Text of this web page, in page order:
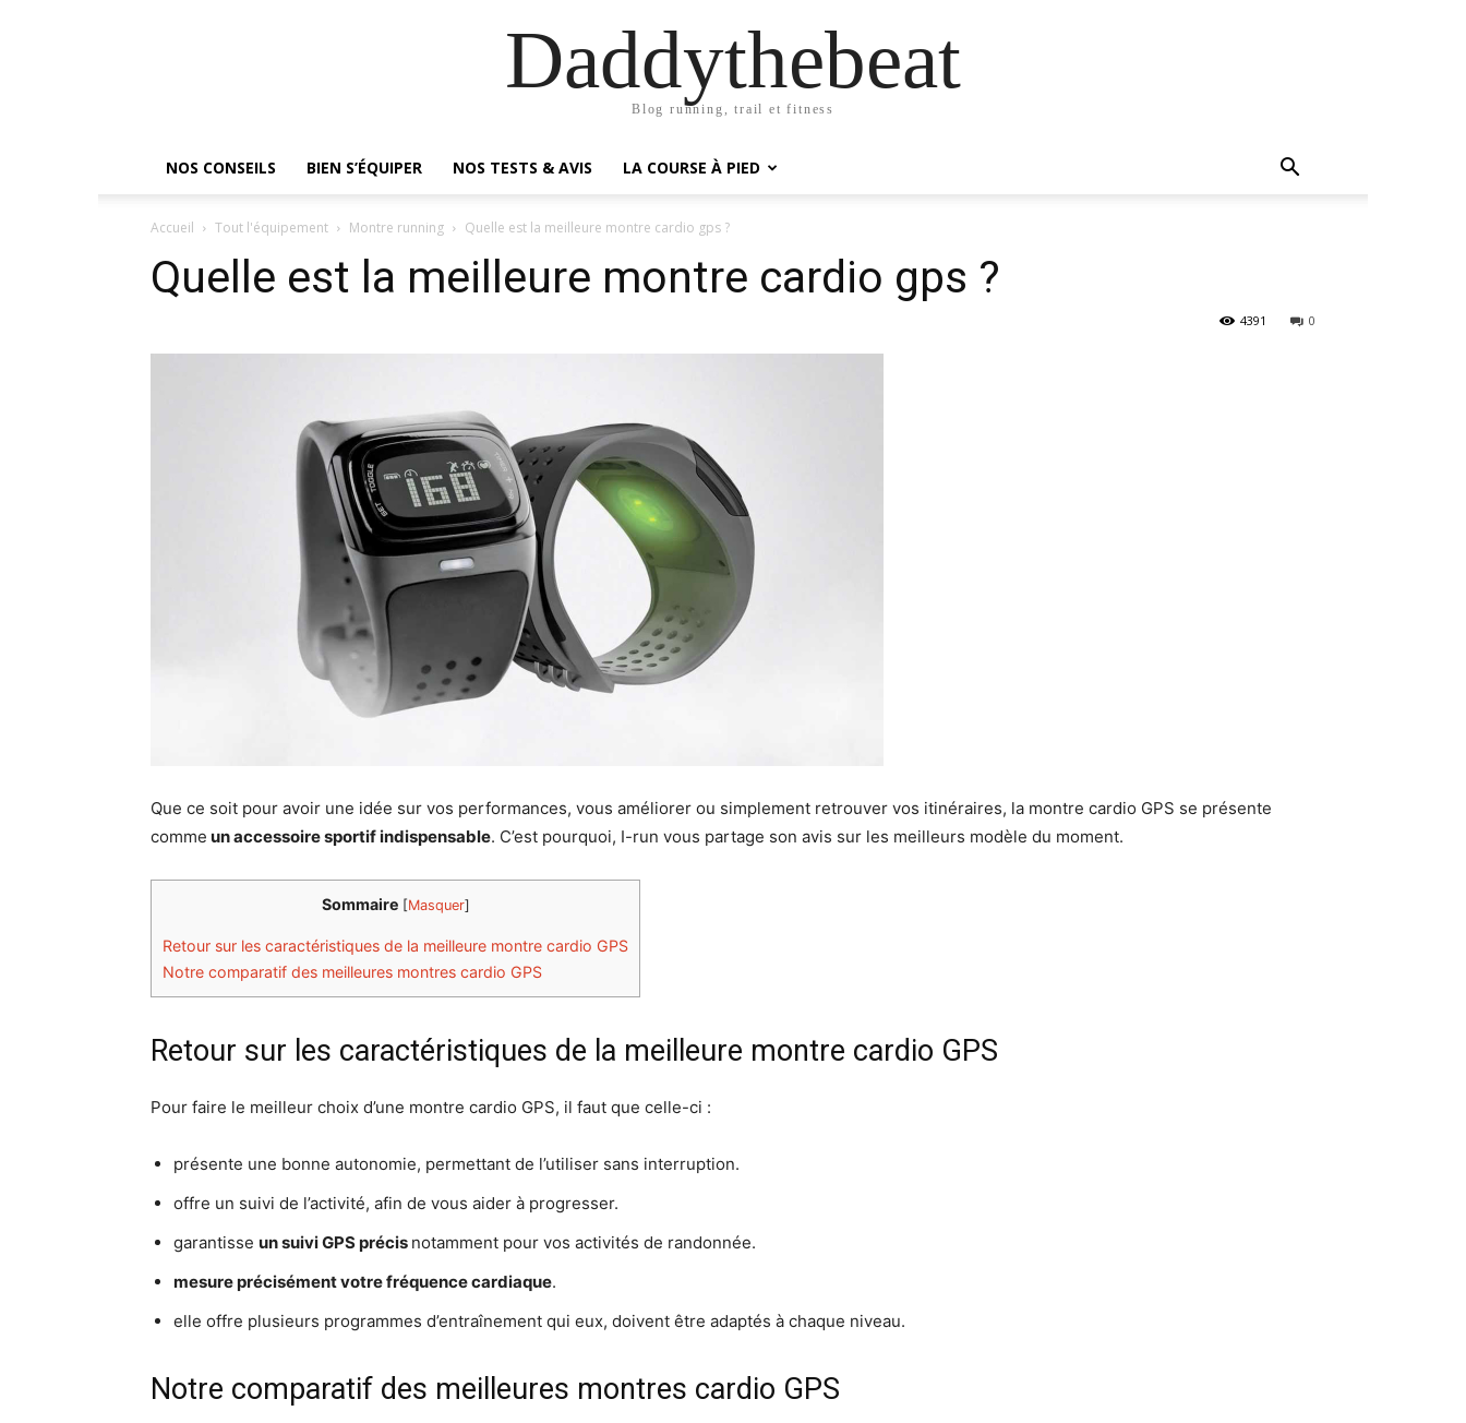
Daddythebeat
Blog running, trail et fitness
NOS CONSEILS BIEN S’ÉQUIPER NOS TESTS & AVIS LA COURSE À PIED
Accueil Tout l'équipement Montre running Quelle est la meilleure montre cardio gps ?
Quelle est la meilleure montre cardio gps ?
0
4391
Que ce soit pour avoir une idée sur vos performances, vous améliorer ou simplement retrouver vos itinéraires, la montre cardio GPS se présente
comme un accessoire sportif indispensable. C’est pourquoi, I-run vous partage son avis sur les meilleurs modèle du moment.
Sommaire [Masquer]
Retour sur les caractéristiques de la meilleure montre cardio GPS
Notre comparatif des meilleures montres cardio GPS
Retour sur les caractéristiques de la meilleure montre cardio GPS
Pour faire le meilleur choix d’une montre cardio GPS, il faut que celle-ci :
présente une bonne autonomie, permettant de l’utiliser sans interruption.
offre un suivi de l’activité, afin de vous aider à progresser.
garantisse un suivi GPS précis notamment pour vos activités de randonnée.
mesure précisément votre fréquence cardiaque.
elle offre plusieurs programmes d’entraînement qui eux, doivent être adaptés à chaque niveau.
Notre comparatif des meilleures montres cardio GPS